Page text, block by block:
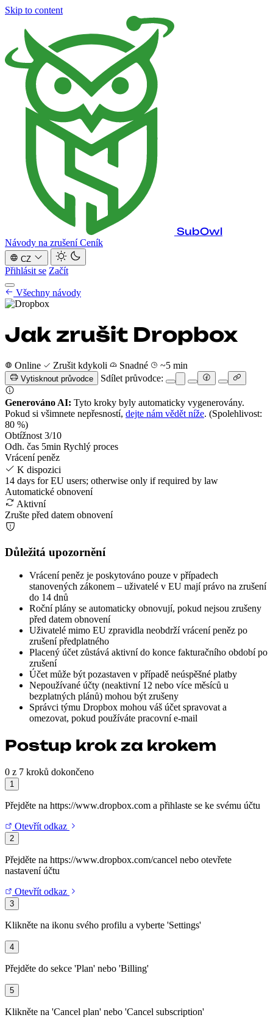
Skip to content
SubOwl
Návody na zrušeníCeník
CZ
Přihlásit se Začít
Návody na zrušení Ceník
CZ
Všechny návody
Jak zrušit Dropbox
Online Zrušit kdykoli Snadné ~5 min
Vytisknout průvodce Sdílet průvodce:
Generováno AI: Tyto kroky byly automaticky vygenerovány.
Pokud si všimnete nepřesností, dejte nám vědět níže. (Spolehlivost:
80 %)
Obtížnost 3/10
Odh. čas 5min Rychlý proces
Vrácení peněz
K dispozici
14 days for EU users; otherwise only if required by law
Automatické obnovení
Aktivní
Zrušte před datem obnovení
Důležitá upozornění
Vrácení peněz je poskytováno pouze v případech
stanovených zákonem – uživatelé v EU mají právo na zrušení
do 14 dnů
Roční plány se automaticky obnovují, pokud nejsou zrušeny
před datem obnovení
Uživatelé mimo EU zpravidla neobdrží vrácení peněz po
zrušení předplatného
Placený účet zůstává aktivní do konce fakturačního období po
zrušení
Účet může být pozastaven v případě neúspěšné platby
Nepoužívané účty (neaktivní 12 nebo více měsíců u
bezplatných plánů) mohou být zrušeny
Správci týmu Dropbox mohou váš účet spravovat a
omezovat, pokud používáte pracovní e-mail
Postup krok za krokem
0 z 7 kroků dokončeno
1
Přejděte na https://www.dropbox.com a přihlaste se ke svému účtu
Otevřít odkaz
2
Přejděte na https://www.dropbox.com/cancel nebo otevřete
nastavení účtu
Otevřít odkaz
3
Klikněte na ikonu svého profilu a vyberte 'Settings'
4
Přejděte do sekce 'Plan' nebo 'Billing'
5
Klikněte na 'Cancel plan' nebo 'Cancel subscription'